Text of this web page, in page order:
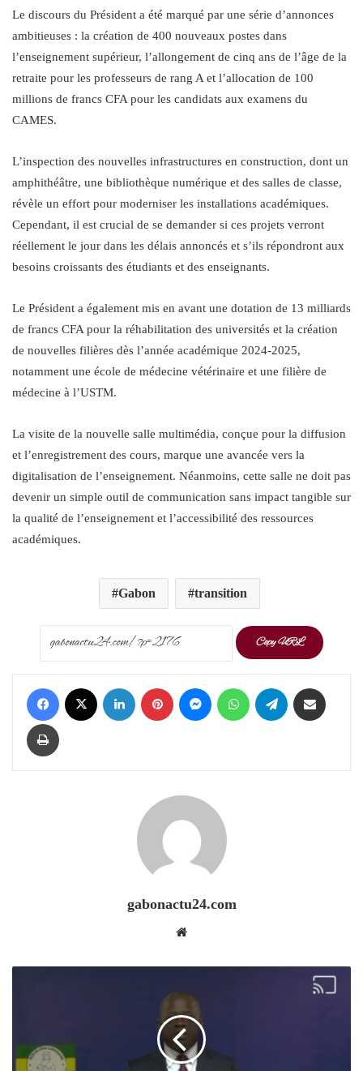
Le discours du Président a été marqué par une série d’annonces
ambitieuses : la création de 400 nouveaux postes dans
l’enseignement supérieur, l’allongement de cinq ans de l’âge de la
retraite pour les professeurs de rang A et l’allocation de 100
millions de francs CFA pour les candidats aux examens du
CAMES.
L’inspection des nouvelles infrastructures en construction, dont un
amphithéâtre, une bibliothèque numérique et des salles de classe,
révèle un effort pour moderniser les installations académiques.
Cependant, il est crucial de se demander si ces projets verront
réellement le jour dans les délais annoncés et s’ils répondront aux
besoins croissants des étudiants et des enseignants.
Le Président a également mis en avant une dotation de 13 milliards
de francs CFA pour la réhabilitation des universités et la création
de nouvelles filières dès l’année académique 2024-2025,
notamment une école de médecine vétérinaire et une filière de
médecine à l’USTM.
La visite de la nouvelle salle multimédia, conçue pour la diffusion
et l’enregistrement des cours, marque une avancée vers la
digitalisation de l’enseignement. Néanmoins, cette salle ne doit pas
devenir un simple outil de communication sans impact tangible sur
la qualité de l’enseignement et l’accessibilité des ressources
académiques.
Gabon transition
Copy URL
Facebook LinkedIn Pinterest Messenger WhatsApp Telegram
Print
gabonactu24.com